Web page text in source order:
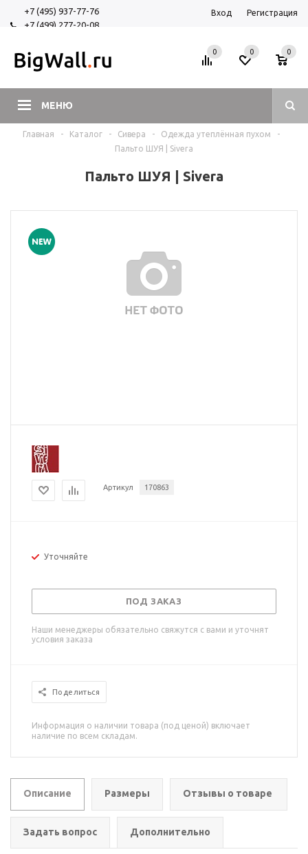
+7 (495) 937-77-76
+7 (499) 277-20-08
Вход Регистрация
МЕНЮ
0 0
0
Главная - Каталог - Сивера - Одежда утеплённая пухом
-
Пальто ШУЯ | Sivera
Пальто ШУЯ | Sivera
Артикул 170863
Уточняйте
ПОД ЗАКАЗ
Наши менеджеры обязательно свяжутся с вами и уточнят
условия заказа
Поделиться
Информация о наличии товара (под ценой) включает
наличие по всем складам.
Описание Размеры Отзывы о товаре
Задать вопрос Дополнительно